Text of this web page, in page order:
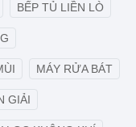
BẾP TỦ LIỀN LÒ
MÁY RỬA BÁT
GIẢI